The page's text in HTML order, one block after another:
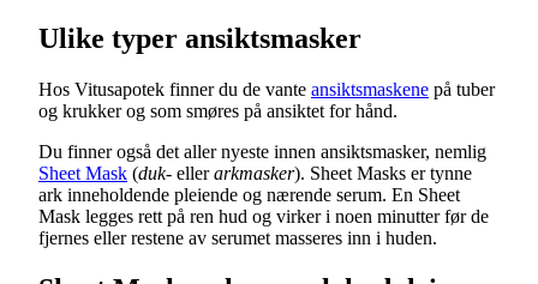
Ulike typer ansiktsmasker
Hos Vitusapotek finner du de vante ansiktsmaskene på tuber
og krukker og som smøres på ansiktet for hånd.
Du finner også det aller nyeste innen ansiktsmasker, nemlig
Sheet Mask (duk- ellerarkmasker). Sheet Masks er tynne
ark inneholdende pleiende og nærende serum. En Sheet
Mask legges rett på ren hud og virker i noen minutter før de
fjernes eller restene av serumet masseres inn i huden.